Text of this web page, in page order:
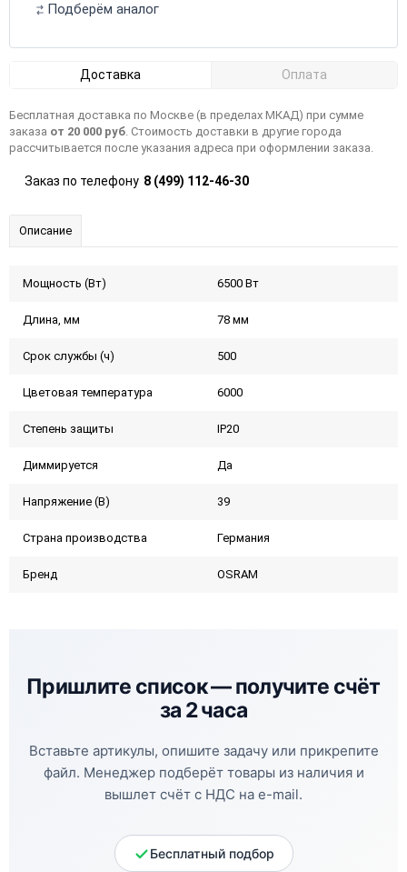
Подберём аналог
Доставка Оплата
Бесплатная доставка по Москве (в пределах МКАД) при сумме
заказа от 20 000 руб. Стоимость доставки в другие города
рассчитывается после указания адреса при оформлении заказа.
Заказ по телефону 8 (499) 112-46-30
Описание
Мощность (Вт) 6500 Вт
Длина, мм 78 мм
Срок службы (ч) 500
Цветовая температура 6000
Степень защиты IP20
Диммируется Да
Напряжение (В) 39
Страна производства Германия
Бренд OSRAM
Пришлите список —получите счёт
за 2 часа
Вставьте артикулы, опишите задачу или прикрепите
файл. Менеджер подберёт товары из наличия и
вышлет счёт с НДС на e-mail.
Бесплатный подбор